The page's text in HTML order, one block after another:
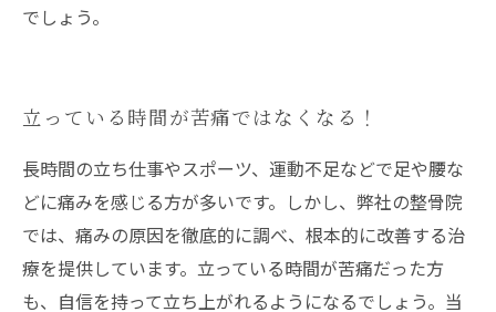
でしょう。
立っている時間が苦痛ではなくなる！
長時間の立ち仕事やスポーツ、運動不足などで足や腰な
どに痛みを感じる方が多いです。しかし、弊社の整骨院
では、痛みの原因を徹底的に調べ、根本的に改善する治
療を提供しています。立っている時間が苦痛だった方
も、自信を持って立ち上がれるようになるでしょう。当